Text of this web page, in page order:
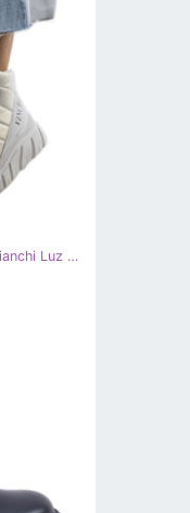
PA1 Scarponi da neve isolanti bianchi Luz bianco